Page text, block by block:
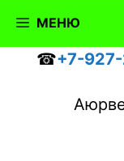
МЕНЮ
☎+7-